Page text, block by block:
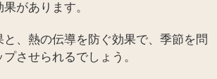
があります。
、熱の伝導を防ぐ効果で、季節を問
させられるでしょう。